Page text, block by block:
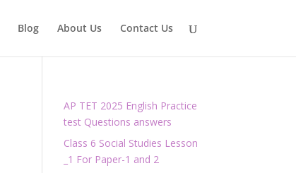
Blog About Us Contact Us
AP TET 2025 English Practice
test Questions answers
Class 6 Social Studies Lesson
_1 For Paper-1 and 2